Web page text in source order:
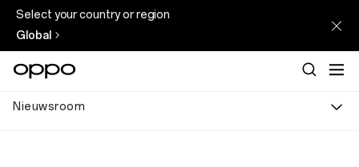
Select your country or region
Global
Nieuwsroom